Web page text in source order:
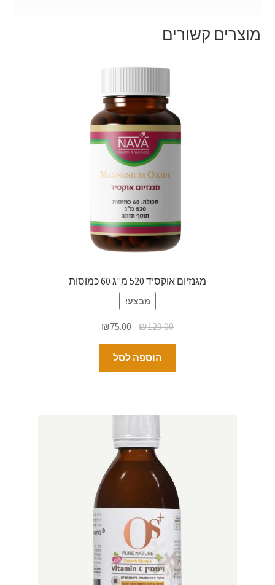
מוצרים קשורים
מגנזיום אוקסיד 520 מ"ג 60 כמוסות
מבצע!
₪129.00
₪75.00
הוספה לסל